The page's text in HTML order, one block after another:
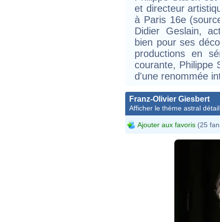
et directeur
à Paris 16e
Didier Geslain,
bien pour ses
productions en
courante, Philippe
d'une renommée
Franz-Olivier Giesbert
Afficher le thème astral
Ajouter aux favoris (25